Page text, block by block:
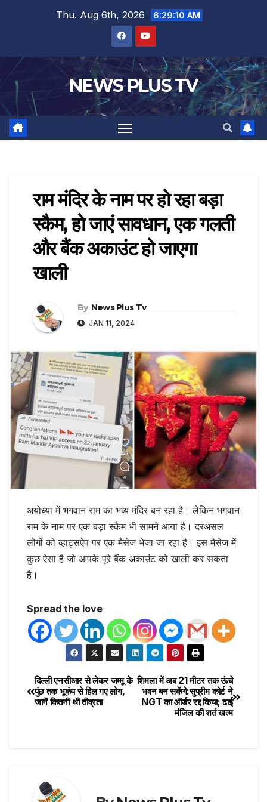
Thu. Aug 6th, 2026 6:29:10 AM
NEWS PLUS TV
राम मंदिर के नाम पर हो रहा बड़ा
स्कैम, हो जाएं सावधान, एक गलती
और बैंक अकाउंट हो जाएगा
खाली
By News Plus Tv
JAN 11, 2024
अयोध्या में भगवान राम का भव्य मंदिर बन रहा है। लेकिन भगवान
राम के नाम पर एक बड़ा स्कैम भी सामने आया है। दरअसल
लोगों को व्हाट्सऐप पर एक मैसेज भेजा जा रहा है। इस मैसेज में
कुछ ऐसा है जो आपके पूरे बैंक अकाउंट को खाली कर सकता
है।
Spread the love
शिमला में अब 21 मीटर तक ऊंचे
भवन बन सकेंगे:सुप्रीम कोर्ट ने
NGT का ऑर्डर रद्द किया; ढाई
मंजिल की शर्त खत्म
दिल्ली एनसीआर से लेकर जम्मू के
पुंछ तक भूकंप से हिल गए लोग,
जानें कितनी थी तीव्रता